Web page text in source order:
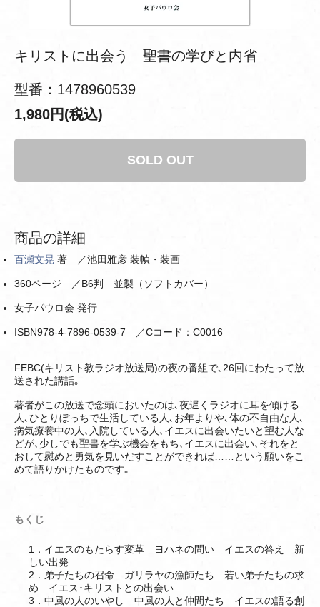
キリストに出会う 聖書の学びと内省
型番：1478960539
1,980円(税込)
SOLD OUT
商品の詳細
百瀬文晃 著 ／池田雅彦 装幀・装画
360ページ ／B6判 並製（ソフトカバー）
女子パウロ会 発行
ISBN978-4-7896-0539-7 ／Cコード：C0016
FEBC(キリスト教ラジオ放送局)の夜の番組で､26回にわたって放
送された講話｡
著者がこの放送で念頭においたのは､夜遅くラジオに耳を傾ける
人､ひとりぼっちで生活している人､お年よりや､体の不自由な人､
病気療養中の人､入院している人､イエスに出会いたいと望む人な
どが､少しでも聖書を学ぶ機会をもち､イエスに出会い､それをと
おして慰めと勇気を見いだすことができれば……という願いをこ
めて語りかけたものです｡
もくじ
1．イエスのもたらす変革 ヨハネの問い イエスの答え 新
しい出発
2．弟子たちの召命 ガリラヤの漁師たち 若い弟子たちの求
め イエス･キリストとの出会い
3．中風の人のいやし 中風の人と仲間たち イエスの語る創